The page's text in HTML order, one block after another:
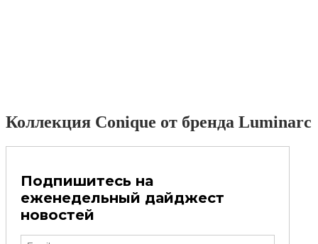
Коллекция Conique от бренда Luminarc
Подпишитесь на
еженедельный дайджест
новостей